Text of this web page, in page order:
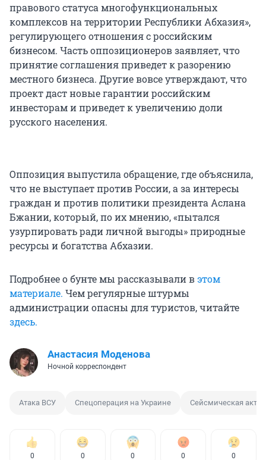
правового статуса многофункциональных
комплексов на территории Республики Абхазия»,
регулирующего отношения с российским
бизнесом. Часть оппозиционеров заявляет, что
принятие соглашения приведет к разорению
местного бизнеса. Другие вовсе утверждают, что
проект даст новые гарантии российским
инвесторам и приведет к увеличению доли
русского населения.
Оппозиция выпустила обращение, где объяснила,
что не выступает против России, а за интересы
граждан и против политики президента Аслана
Бжании, который, по их мнению, «пытался
узурпировать ради личной выгоды» природные
ресурсы и богатства Абхазии.
Подробнее о бунте мы рассказывали вэтом
материале. Чем регулярные штурмы
администрации опасны для туристов, читайте
здесь.
Анастасия Моденова
Ночной корреспондент
Атака ВСУ Спецоперация на Украине Сейсмическая
0 0 0 0 0